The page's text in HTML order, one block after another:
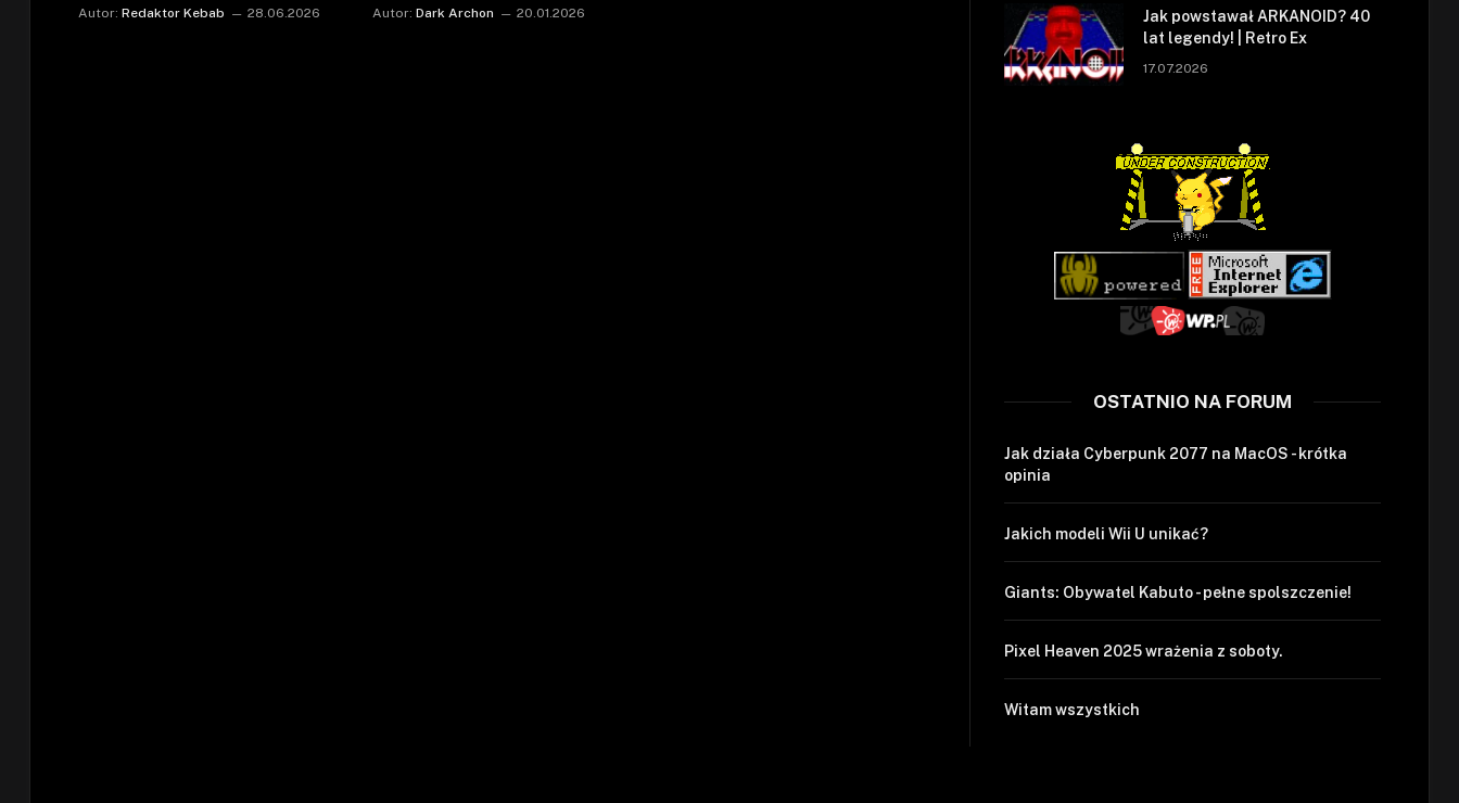
Autor: Redaktor Kebab 28.06.2026 Autor: Dark Archon 20.01.2026
Jak powstawał ARKANOID? 40
lat legendy! | Retro Ex
17.07.2026
OSTATNIO NA FORUM
Jak działa Cyberpunk 2077 na MacOS - krótka
opinia
Jakich modeli Wii U unikać?
Giants: Obywatel Kabuto - pełne spolszczenie!
Pixel Heaven 2025 wrażenia z soboty.
Witam wszystkich